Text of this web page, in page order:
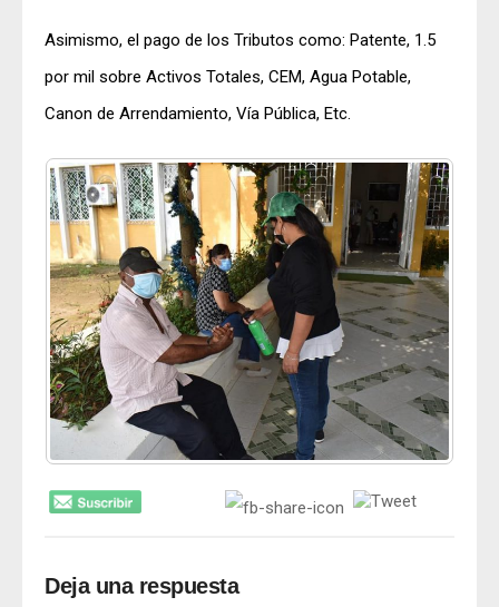
Asimismo, el pago de los Tributos como: Patente, 1.5
por mil sobre Activos Totales, CEM, Agua Potable,
Canon de Arrendamiento, Vía Pública, Etc.
Deja una respuesta